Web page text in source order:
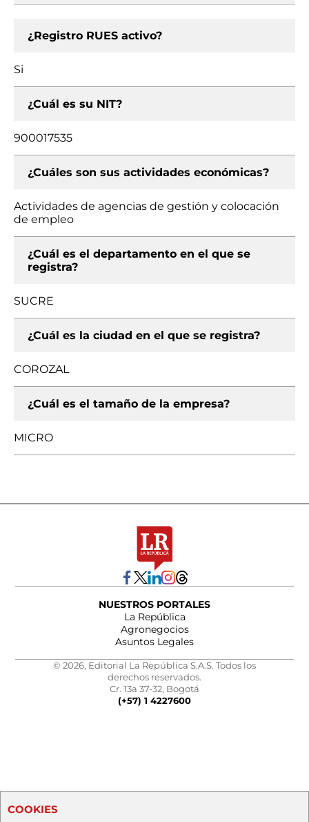
¿Registro RUES activo?
Si
¿Cuál es su NIT?
900017535
¿Cuáles son sus actividades económicas?
Actividades de agencias de gestión y colocación
de empleo
¿Cuál es el departamento en el que se
registra?
SUCRE
¿Cuál es la ciudad en el que se registra?
COROZAL
¿Cuál es el tamaño de la empresa?
MICRO
NUESTROS PORTALES
La República
Agronegocios
Asuntos Legales
© 2026, Editorial La República S.A.S. Todos los
derechos reservados.
Cr. 13a 37-32, Bogotá
(+57) 1 4227600
COOKIES